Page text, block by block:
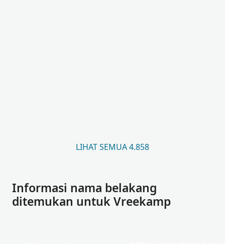
LIHAT SEMUA 4.858
Informasi nama belakang
ditemukan untuk Vreekamp